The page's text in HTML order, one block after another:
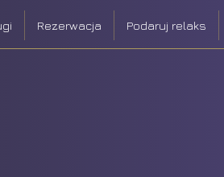
Rezerwacja Podaruj relaks